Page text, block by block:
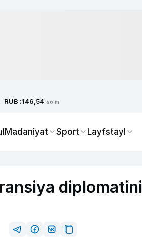
RUB :146,54 so'm
Madaniyat Sport Layfstayl
diplomatini